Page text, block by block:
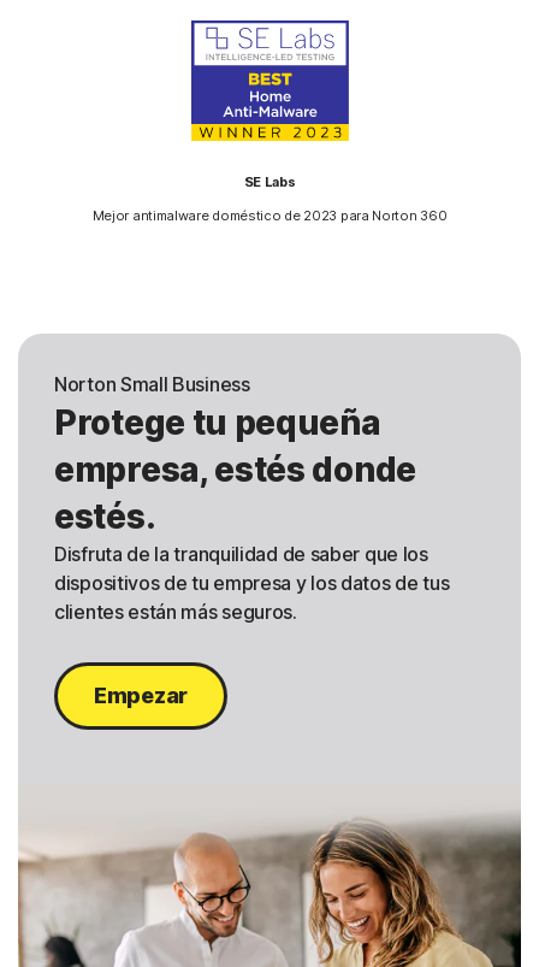
SE Labs
Mejor antimalware doméstico de 2023 para Norton 360
Norton Small Business
Protege tu pequeña
empresa, estés donde
estés.
Disfruta de la tranquilidad de saber que los
dispositivos de tu empresa y los datos de tus
clientes están más seguros.
Empezar